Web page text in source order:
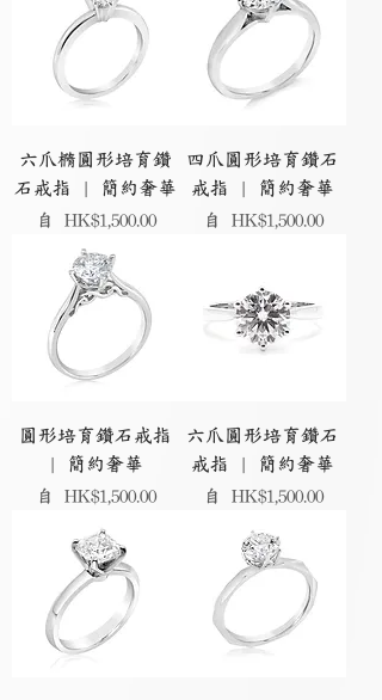
六爪橢圓形培育鑽
石戒指 | 簡約奢華
自 HK$1,500.00
促銷價格
四爪圓形培育鑽石
戒指 | 簡約奢華
自 HK$1,500.00
促銷價格
圓形培育鑽石戒指
| 簡約奢華
自 HK$1,500.00
促銷價格
六爪圓形培育鑽石
戒指 | 簡約奢華
自 HK$1,500.00
促銷價格